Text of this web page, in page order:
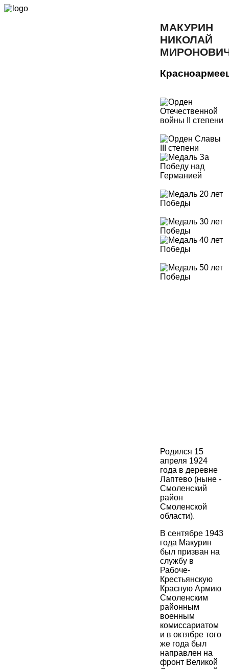
МАКУРИН
НИКОЛАЙ
Родился 15
апреля 1924
года в деревне
Лаптево (ныне -
Смоленский
район
Смоленской
области).
В сентябре 1943
года Макурин
был призван на
службу в
Рабоче-
Крестьянскую
Красную Армию
Смоленским
районным
военным
комиссариатом
и в октябре того
же года был
направлен на
фронт Великой